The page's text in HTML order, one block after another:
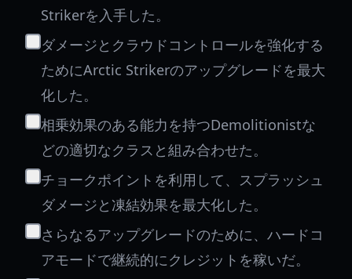
Strikerを入手した。
ダメージとクラウドコントロールを強化する
ためにArctic Strikerのアップグレードを最大
化した。
相乗効果のある能力を持つDemolitionistな
どの適切なクラスと組み合わせた。
チョークポイントを利用して、スプラッシュ
ダメージと凍結効果を最大化した。
さらなるアップグレードのために、ハードコ
アモードで継続的にクレジットを稼いだ。